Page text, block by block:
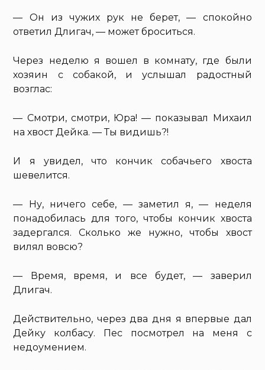
— Он из чужих рук не берет, — спокойно
ответил Длигач, — может броситься.
Через неделю я вошел в комнату, где были
хозяин с собакой, и услышал радостный
возглас:
— Смотри, смотри, Юра! — показывал Михаил
на хвост Дейка. — Ты видишь?!
И я увидел, что кончик собачьего хвоста
шевелится.
— Ну, ничего себе, — заметил я, — неделя
понадобилась для того, чтобы кончик хвоста
задергался. Сколько же нужно, чтобы хвост
вилял вовсю?
— Время, время, и все будет, — заверил
Длигач.
Действительно, через два дня я впервые дал
Дейку колбасу. Пес посмотрел на меня с
недоумением.